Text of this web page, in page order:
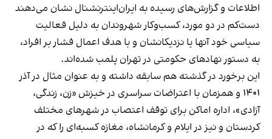
اطلاعات و گزارش‌های رسیده به ایران‌اینترنشنال نشان می‌دهند
دست‌کم در دو مورد، کسب‌وکار شهروندان به دلیل فعالیت
سیاسی خود آنها یا نزدیکانشان و با هدف اعمال فشار بر افراد،
به دستور نهادهای حکومتی در تهران پلمب شده‌اند.
این برخورد در گذشته هم سابقه داشته و به عنوان مثال در آذر
۱۴۰۱ و همزمان با اعتراضات سراسری در خیزش «زن، زندگی،
آزادی»، اداره اماکن برای توقف اعتصاب در شهرهای مختلف
کردستان و نیز در ایلام و کرمانشاه، مغازه کسبه‌ای را که در